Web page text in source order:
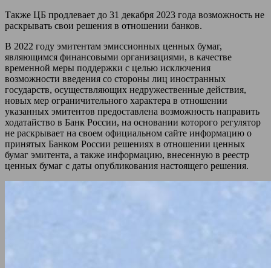
Также ЦБ продлевает до 31 декабря 2023 года возможность не
раскрывать свои решения в отношении банков.
В 2022 году эмитентам эмиссионных ценных бумаг,
являющимся финансовыми организациями, в качестве
временной меры поддержки с целью исключения
возможности введения со стороны лиц иностранных
государств, осуществляющих недружественные действия,
новых мер ограничительного характера в отношении
указанных эмитентов предоставлена возможность направить
ходатайство в Банк России, на основании которого регулятор
не раскрывает на своем официальном сайте информацию о
принятых Банком России решениях в отношении ценных
бумаг эмитента, а также информацию, внесенную в реестр
ценных бумаг с даты опубликования настоящего решения.